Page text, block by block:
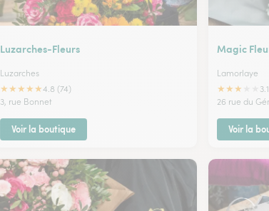
Luzarches-Fleurs
Luzarches
★★★★★4.8 (74)
3, rue Bonnet
Voir la boutique
Magic
Lamorlaye
★★★
26 rue du
Voir la